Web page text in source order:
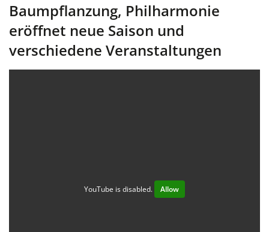
Baumpflanzung, Philharmonie
eröffnet neue Saison und
verschiedene Veranstaltungen
YouTube is disabled. Allow